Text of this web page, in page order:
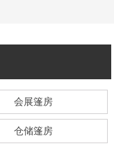
会展篷房
仓储篷房